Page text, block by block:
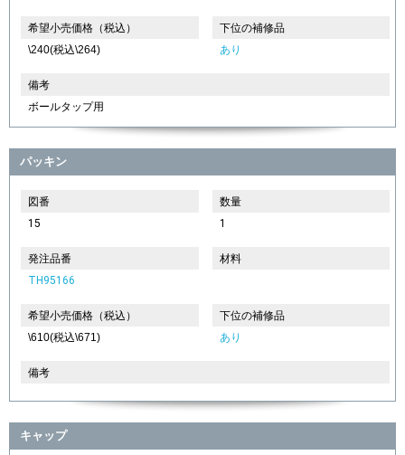
希望小売価格（税込）
\240(税込\264)
下位の補修品
あり
備考
ボールタップ用
パッキン
図番
15
数量
1
発注品番
TH95166
材料
希望小売価格（税込）
\610(税込\671)
下位の補修品
あり
備考
キャップ